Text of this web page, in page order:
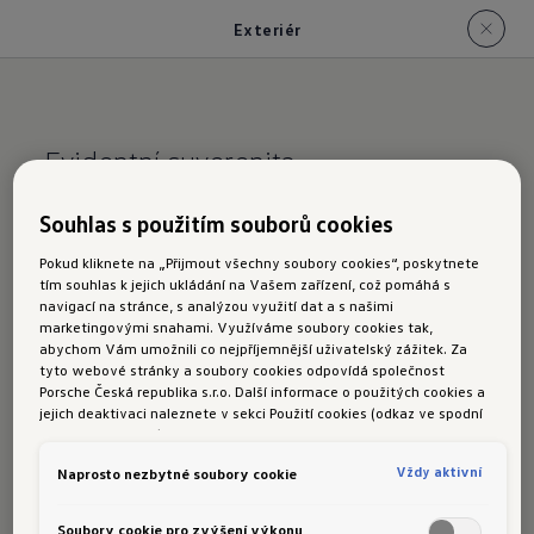
Exteriér
Evidentní suverenita
Exteriér
Sebevědomý projev až do nejmenšího detailu:
Nová čelní partie se vzduchovými clonami
a nezaměnitelným designem osvětlení
v kombinaci s detaily typickými pro model "R" -
bočními prahy, kryty vnějších zpětných zrcátek,
spodním dílem zadního nárazníku
Souhlas s použitím souborů cookies
Pokud kliknete na „Přijmout všechny soubory cookies“, poskytnete
tím souhlas k jejich ukládání na Vašem zařízení, což pomáhá s
navigací na stránce, s analýzou využití dat a s našimi
marketingovými snahami. Využíváme soubory cookies tak,
abychom Vám umožnili co nejpříjemnější uživatelský zážitek. Za
tyto webové stránky a soubory cookies odpovídá společnost
Porsche Česká republika s.r.o. Další informace o použitých cookies a
jejich deaktivaci naleznete v sekci Použití cookies (odkaz ve spodní
části této stránky).
Naprosto nezbytné soubory cookie Vždy aktivní
Soubory cookie pro zvýšení výkonu